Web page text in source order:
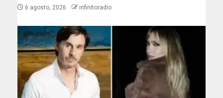
6 agosto, 2026 infinitoradio